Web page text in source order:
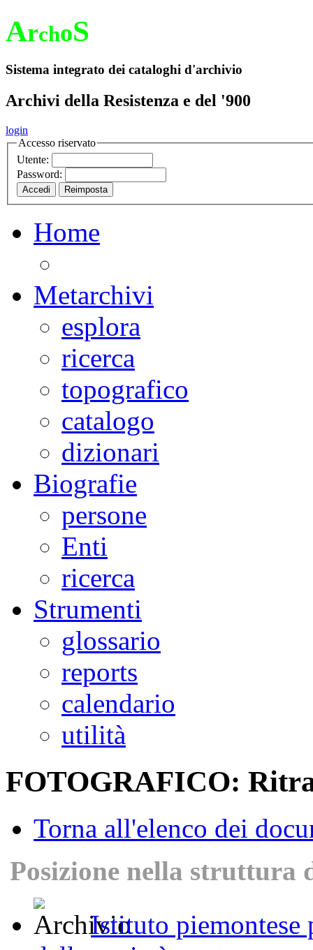
ArchoS
Sistema integrato dei cataloghi d'archivio
Archivi della Resistenza e del '900
login
Accesso riservato
Utente:
Password:
Home
Metarchivi
esplora
ricerca
topografico
catalogo
dizionari
Biografie
persone
Enti
ricerca
Strumenti
glossario
reports
calendario
utilità
FOTOGRAFICO:
Torna all'elenco dei
Posizione nella struttura
Istituto piemontese